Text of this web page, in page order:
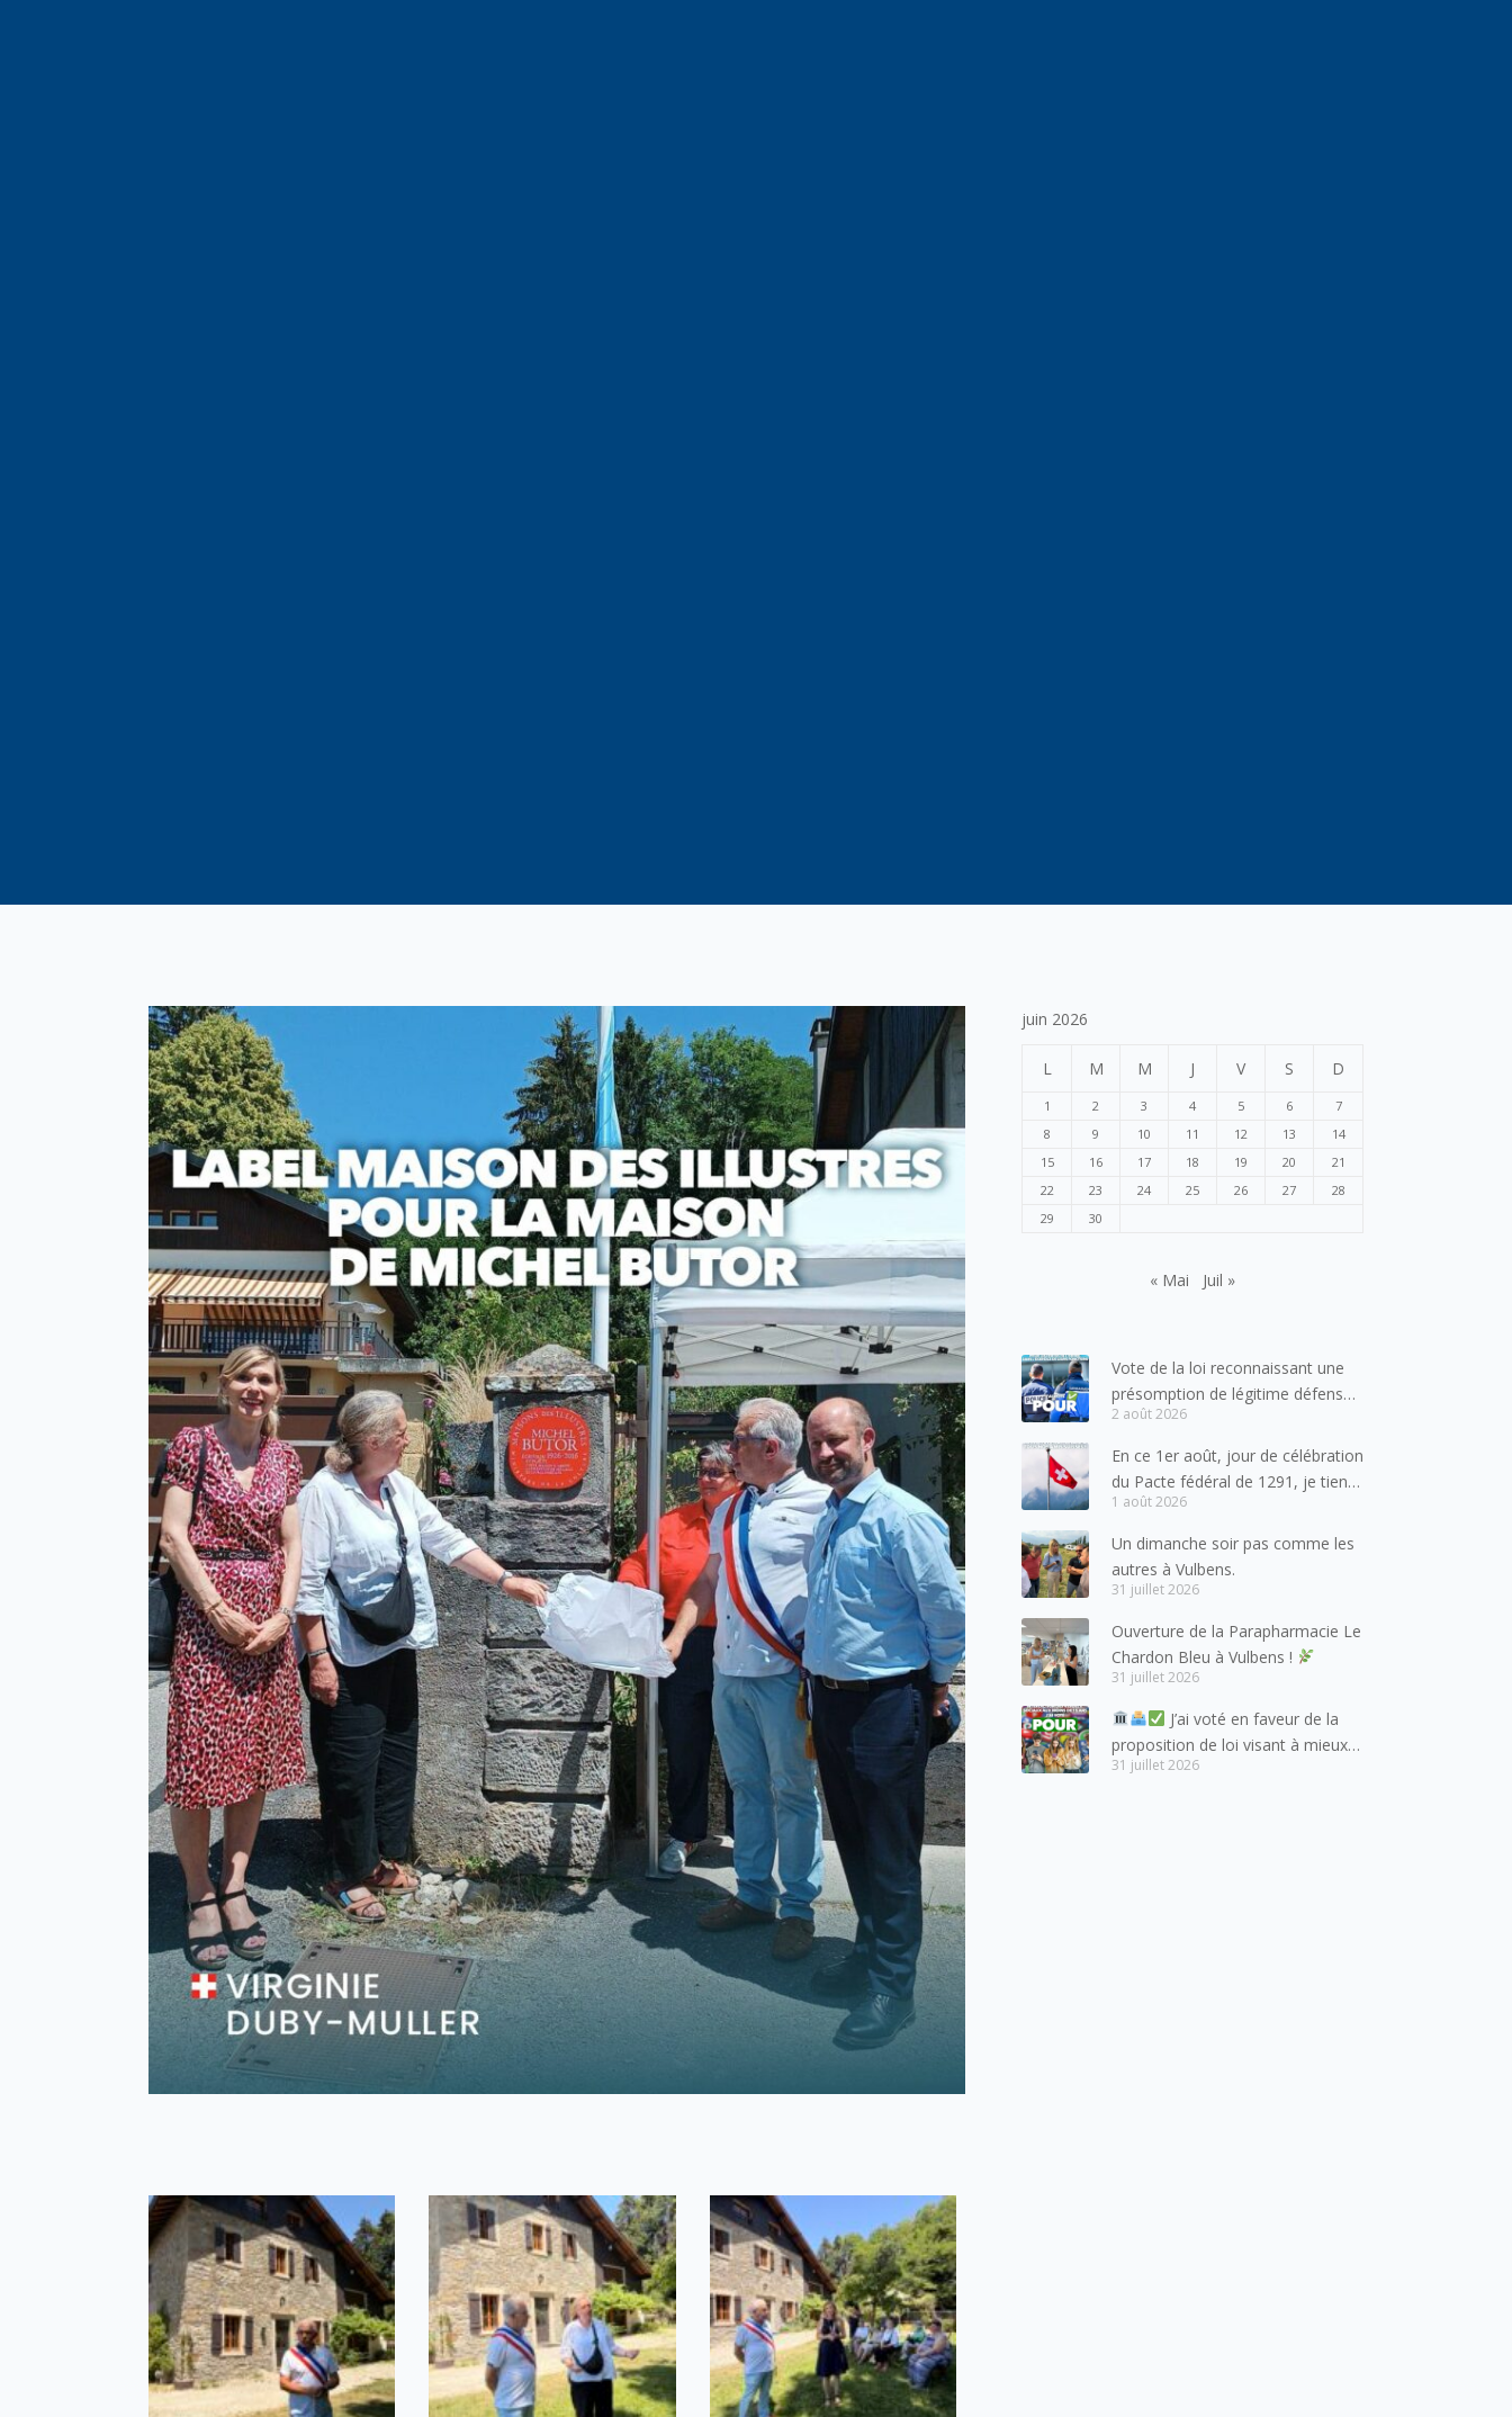
juin 2026
L M M J V S D
1 2 3 4 5 6
7
8
9 10 11 12 13
14
15
16 17 18 19 20
21
22
23 24 25 26 27
28
29
30
« Mai Juil »
Vote de la loi reconnaissant une
présomption de légitime défense
pour les forces de l’ordre
2 août 2026
En ce 1er août, jour de célébration
du Pacte fédéral de 1291, je tiens
à adresser mes meilleures
salutations à nos voisins et amis
suisses, et plus particulièrement
aux habitants du bassin genevois
lesquels la Haute-Savoie
entretient des liens étroits et
quotidiens.
1 août 2026
Un dimanche soir pas comme les
autres à Vulbens.
31 juillet 2026
Ouverture de la Parapharmacie Le
Chardon Bleu à Vulbens !
31 juillet 2026
J’ai voté en faveur de la
proposition de loi visant à mieux
protéger les mineurs des risques
31 juillet 2026